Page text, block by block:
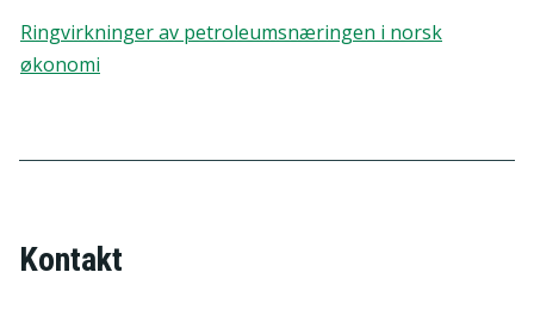
Ringvirkninger av petroleumsnæringen i norsk
økonomi
Kontakt